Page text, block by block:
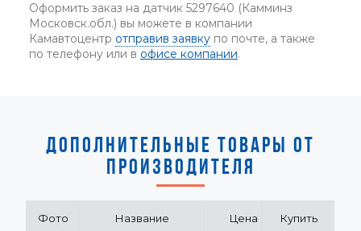
Оформить заказ на датчик 5297640 (Камминз
Московск.обл.) вы можете в компании
Камавтоцентр отправив заявку по почте, а также
по телефону или в офисе компании.
ДОПОЛНИТЕЛЬНЫЕ ТОВАРЫ ОТ
ПРОИЗВОДИТЕЛЯ
Фото Название Цена Купить